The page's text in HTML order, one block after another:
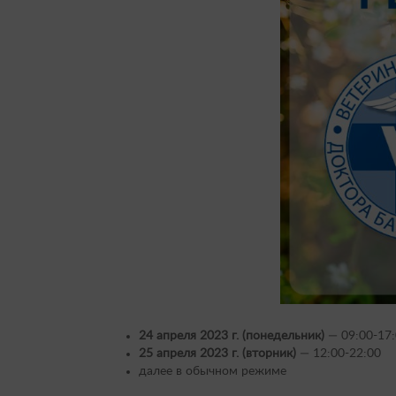
24 апреля 2023 г. (понедельник) — 09:00-
25 апреля 2023 г. (вторник) — 12:00-22:00
далее в обычном режиме ⠀